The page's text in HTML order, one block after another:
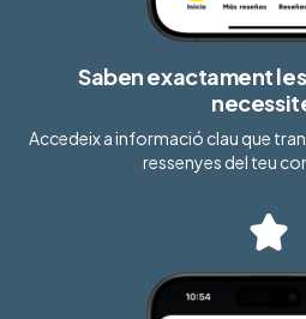
Saben exactament
Accedeix a informació clau que
ressenyes del teu